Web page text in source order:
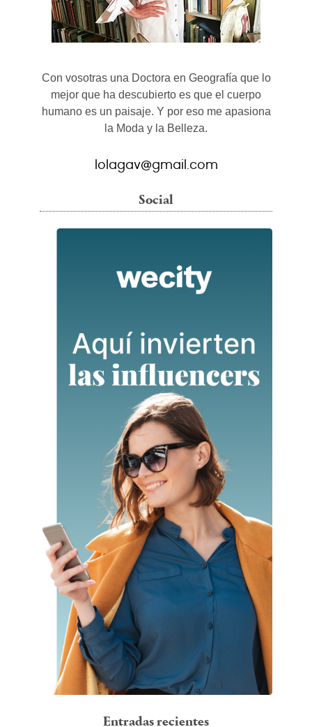
Con vosotras una Doctora en Geografía que lo
mejor que ha descubierto es que el cuerpo
humano es un paisaje. Y por eso me apasiona
la Moda y la Belleza.
lolagav@gmail.com
Social
Entradas recientes